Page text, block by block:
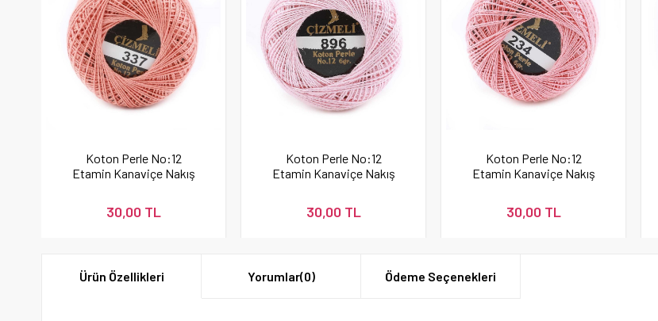
Koton Perle No:12
Etamin Kanaviçe Nakış
30,00 TL
Koton Perle No:12
Etamin Kanaviçe Nakış
30,00 TL
Koton Perle No:12
Etamin Kanaviçe Nakış
30,00 TL
Ürün Özellikleri Yorumlar(0) Ödeme Seçenekleri